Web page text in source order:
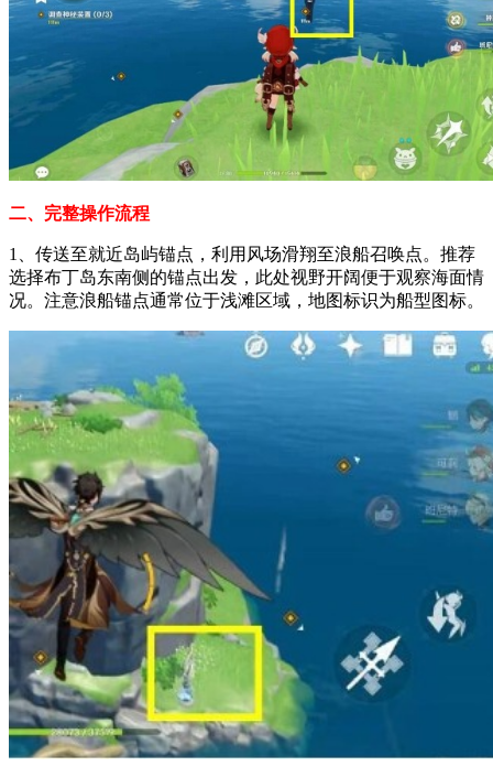
二、完整操作流程
1、传送至就近岛屿锚点，利用风场滑翔至浪船召唤点。推荐
选择布丁岛东南侧的锚点出发，此处视野开阔便于观察海面情
况。注意浪船锚点通常位于浅滩区域，地图标识为船型图标。